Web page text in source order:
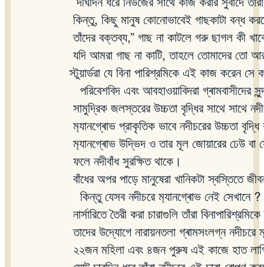
কিন্তু, কিছু মানুষ কোনোভাবেই গাছকাটা বন্ধ
তাঁদের বক্তব্য,” গাছ না কাটলে গরু ছাগল কী
যদি আমরা গাছ না কাটি,তাহলে তোমাদের তো
স্টুয়ার্ডরা যে বিনা পারিশ্রমিকে এই কাজ করেন সে
পরিবেশবিদ এবং আবহাওয়াবিদরা গ্ৰামবাসীদের
সামুদ্রিক জলস্তরের উচ্চতা বৃদ্ধির সাথে সাথে
ম্যানগ্ৰোভ প্রাকৃতিক ভাবে নদীচরের উচ্চতা বৃদ্ধি
ম্যানগ্ৰোভ উদ্ভিদ ও তার মূল জোয়ারের ঢেউ বা
ফলে নদীবাঁধ সুরক্ষিত থাকে।
বাঁধের অপর পাড়ে মানুষেরা খানিকটা স্বস্তিতে
কিন্তু যেসব নদীচরে ম্যানগ্ৰোভ নেই সেখানে?
নার্সারিতে তৈরী করা চারাগুলি তাঁরা বিনাপারিশ্রমিকে
তাদের উদ্যোগে নারায়নতলা গ্ৰামসংলগ্ন নদীচরে
২২জন মহিলা এবং ৪জন পুরুষ এই কাজে হাত